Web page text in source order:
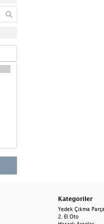
Kategoriler
Yedek Çıkma Parça
2. El Oto